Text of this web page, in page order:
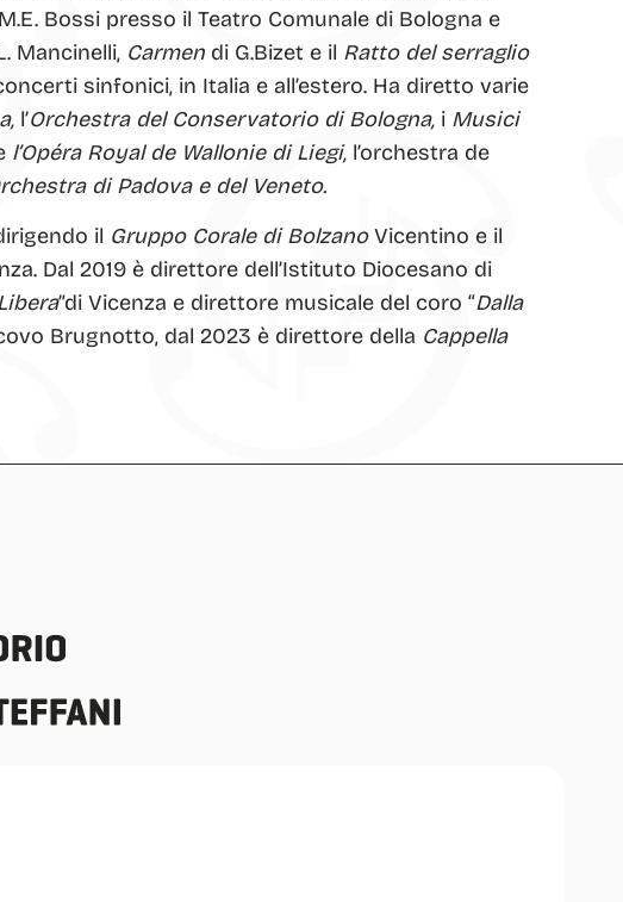
Bossi presso il Teatro Comunale di Bologna e
Mancinelli, Carmen di G.Bizet e il Ratto del serraglio
sinfonici, in Italia e all’estero. Ha diretto varie
l’Orchestra del Conservatorio di Bologna, i Musici
l’Opéra Royal de Wallonie di Liegi, l’orchestra de
di Padova e del Veneto.
il Gruppo Corale di BolzanoVicentino e il
Dal 2019 è direttore dell’Istituto Diocesano di
”di Vicenza e direttore musicale del coro “Dalla
Brugnotto, dal 2023 è direttore della Cappella